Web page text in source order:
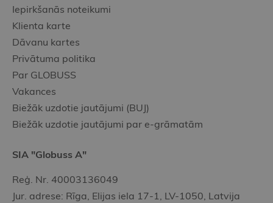
Iepirkšanās noteikumi
Klienta karte
Dāvanu kartes
Privātuma politika
Par GLOBUSS
Vakances
Biežāk uzdotie jautājumi (BUJ)
Biežāk uzdotie jautājumi par e-grāmatām
SIA "Globuss A"
Reģ. Nr. 40003136049
Jur. adrese: Rīga, Elijas iela 17-1, LV-1050, Latvija